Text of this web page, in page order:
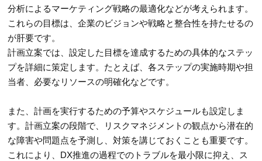
分析によるマーケティング戦略の最適化などが考えられます。
これらの目標は、企業のビジョンや戦略と整合性を持たせるの
が肝要です。
計画立案では、設定した目標を達成するための具体的なステッ
プを詳細に策定します。たとえば、各ステップの実施時期や担
当者、必要なリソースの明確化などです。
また、計画を実行するための予算やスケジュールも設定しま
す。計画立案の段階で、リスクマネジメントの観点から潜在的
な障害や問題点を予測し、対策を講じておくことも重要です。
これにより、DX推進の過程でのトラブルを最小限に抑え、ス